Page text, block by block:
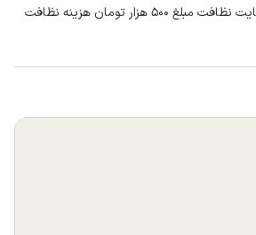
در صورت عدم رعایت نظافت مبلغ ۵۰۰ هزار تومان هزینه نظافت